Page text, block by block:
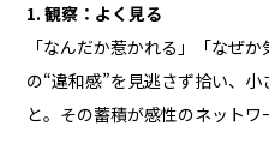
1. 観察：よく見る
「なんだか惹かれる」「なぜ
の“違和感”を見逃さず拾い、
と。その蓄積が感性のネットワ